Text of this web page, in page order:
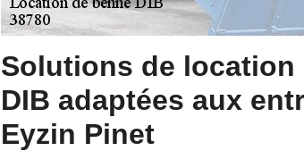
Solutions de location
DIB adaptées aux
Eyzin Pinet